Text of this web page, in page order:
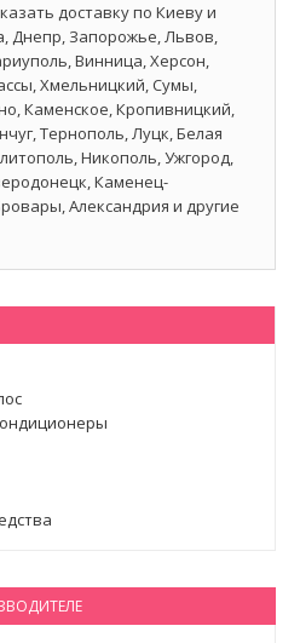
доставку по Киеву и
Днепр, Запорожье, Львов,
Винница, Херсон,
Хмельницкий, Сумы,
Каменское, Кропивницкий,
Тернополь, Луцк, Белая
Никополь, Ужгород,
Каменец-
Александрия и другие